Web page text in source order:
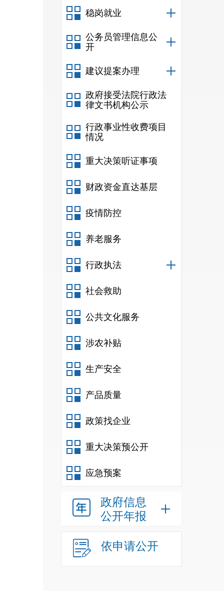
稳岗就业
公务员管理信息公
开
建议提案办理
政府接受法院行政法
律文书机构公示
行政事业性收费项目
情况
重大决策听证事项
财政资金直达基层
疫情防控
养老服务
行政执法
社会救助
公共文化服务
涉农补贴
生产安全
产品质量
政策找企业
重大决策预公开
应急预案
政府信息
公开年报
依申请公开